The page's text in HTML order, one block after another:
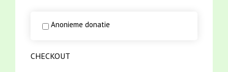
Anonieme donatie
CHECKOUT